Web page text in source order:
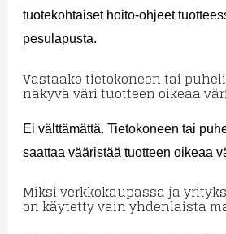
tuotekohtaiset hoito-ohjeet
pesulapusta.
Vastaako tietokoneen tai
näkyvä väri tuotteen oikeaa
Ei välttämättä. Tietokoneen tai
saattaa vääristää tuotteen oikeaa
Miksi verkkokaupassa ja
on käytetty vain yhdenlaista